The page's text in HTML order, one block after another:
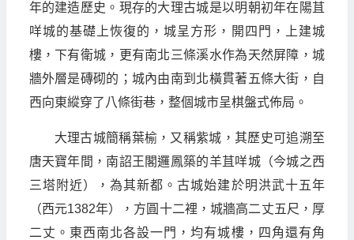
年的建造歷史。現存的大理古城是以明朝初年在陽苴
咩城的基礎上恢復的，城呈方形，開四門，上建城
樓，下有衛城，更有南北三條溪水作為天然屏障，城
牆外層是磚砌的；城內由南到北橫貫著五條大街，自
西向東縱穿了八條街巷，整個城市呈棋盤式佈局。
大理古城簡稱葉榆，又稱紫城，其歷史可追溯至
唐天寶年間，南詔王閣邏鳳築的羊苴咩城（今城之西
三塔附近），為其新都。古城始建於明洪武十五年
（西元1382年），方圓十二裡，城牆高二丈五尺，厚
二丈。東西南北各設一門，均有城樓，四角還有角